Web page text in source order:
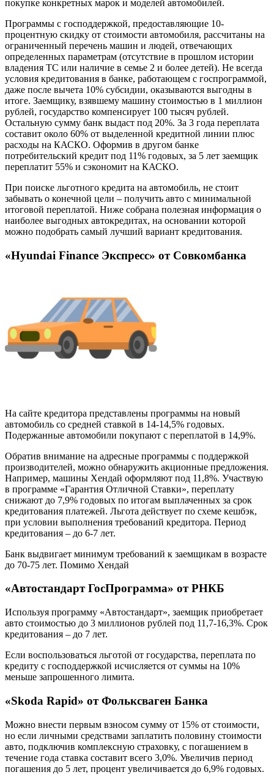
покупке конкретных марок и моделей автомобилей.
Программы с господдержкой, предоставляющие 10-
процентную скидку от стоимости автомобиля, рассчитаны на
ограниченный перечень машин и людей, отвечающих
определенных параметрам (отсутствие в прошлом истории
владения ТС или наличие в семье 2 и более детей). Не всегда
условия кредитования в банке, работающем с госпрограммой,
даже после вычета 10% субсидии, оказываются выгодны в
итоге. Заемщику, взявшему машину стоимостью в 1 миллион
рублей, государство компенсирует 100 тысяч рублей.
Остальную сумму банк выдаст под 20%. За 3 года переплата
составит около 60% от выделенной кредитной линии плюс
расходы на КАСКО. Оформив в другом банке
потребительский кредит под 11% годовых, за 5 лет заемщик
переплатит 55% и сэкономит на КАСКО.
При поиске льготного кредита на автомобиль, не стоит
забывать о конечной цели – получить авто с минимальной
итоговой переплатой. Ниже собрана полезная информация о
наиболее выгодных автокредитах, на основании которой
можно подобрать самый лучший вариант кредитования.
«Hyundai Finance Экспресс» от Совкомбанка
На сайте кредитора представлены программы на новый
автомобиль со средней ставкой в 14-14,5% годовых.
Подержанные автомобили покупают с переплатой в 14,9%.
Обратив внимание на адресные программы с поддержкой
производителей, можно обнаружить акционные предложения.
Например, машины Хендай оформляют под 11,8%. Участвую
в программе «Гарантия Отличной Ставки», переплату
снижают до 7,9% годовых по итогам выплаченных за срок
кредитования платежей. Льгота действует по схеме кешбэк,
при условии выполнения требований кредитора. Период
кредитования – до 6-7 лет.
Банк выдвигает минимум требований к заемщикам в возрасте
до 70-75 лет. Помимо Хендай
«Автостандарт ГосПрограмма» от РНКБ
Используя программу «Автостандарт», заемщик приобретает
авто стоимостью до 3 миллионов рублей под 11,7-16,3%. Срок
кредитования – до 7 лет.
Если воспользоваться льготой от государства, переплата по
кредиту с господдержкой исчисляется от суммы на 10%
меньше запрошенного лимита.
«Skoda Rapid» от Фольксваген Банка
Можно внести первым взносом сумму от 15% от стоимости,
но если личными средствами заплатить половину стоимости
авто, подключив комплексную страховку, с погашением в
течение года ставка составит всего 3,0%. Увеличив период
погашения до 5 лет, процент увеличивается до 6,9% годовых.